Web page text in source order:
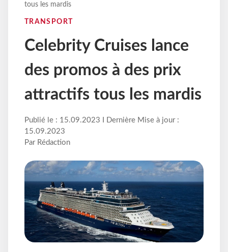
tous les mardis
TRANSPORT
Celebrity Cruises lance
des promos à des prix
attractifs tous les mardis
Publié le : 15.09.2023 I Dernière Mise à jour :
15.09.2023
Par Rédaction